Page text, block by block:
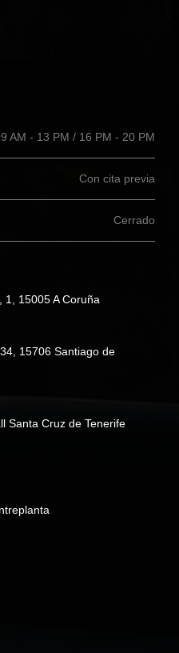
AM - 13 PM / 16 PM - 20 PM
Con cita previa
Cerrado
1, 15005 A Coruña
15706 Santiago de
Santa Cruz de Tenerife